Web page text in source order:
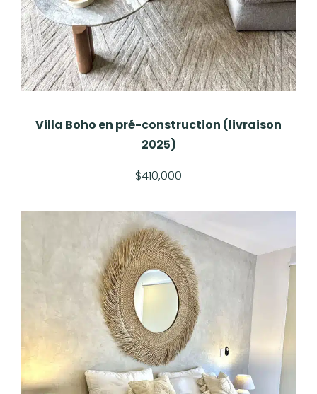
Villa Boho en pré-construction (livraison
2025)
$410,000